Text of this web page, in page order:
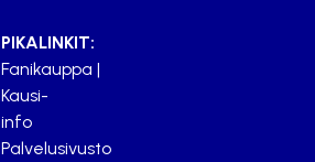
PIKALINKIT:
Fanikauppa |
Kausi-
info
Palvelusivusto